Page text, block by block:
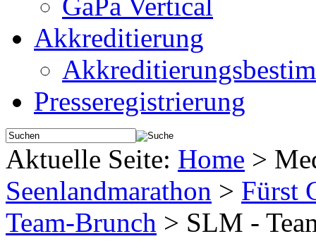
Akkreditierung
Presseregistrierung
Aktuelle Seite: Home >
Seenlandmarathon > Fürst
Team-Brunch > SLM -